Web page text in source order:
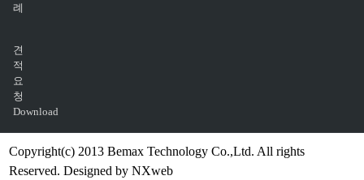
례
견
적
요
청
Download
Copyright(c) 2013 Bemax Technology Co.,Ltd. All rights
Reserved. Designed by NXweb